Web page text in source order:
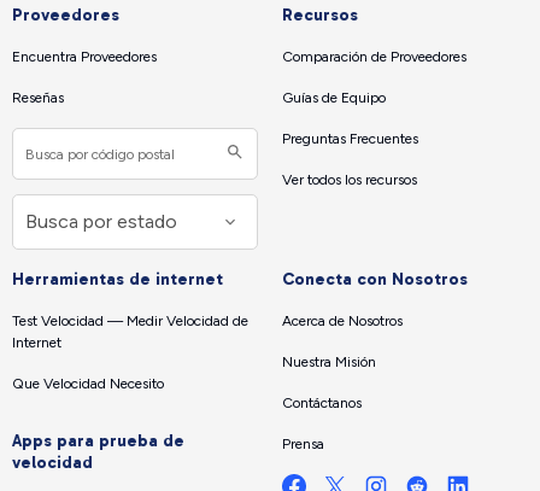
Proveedores
Encuentra Proveedores
Reseñas
Recursos
Comparación de Proveedores
Guías de Equipo
Preguntas Frecuentes
Ver todos los recursos
Herramientas de internet
Test Velocidad — Medir Velocidad de
Internet
Que Velocidad Necesito
Apps para prueba de
velocidad
Conecta con Nosotros
Acerca de Nosotros
Nuestra Misión
Contáctanos
Prensa